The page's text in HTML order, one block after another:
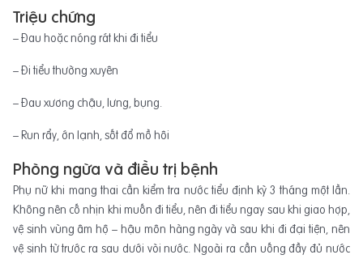
Triệu chứng
– Đau hoặc nóng rát khi đi tiểu
– Đi tiểu thường xuyên
– Đau xương chậu, lưng, bụng.
– Run rẩy, ớn lạnh, sốt đổ mồ hôi
Phòng ngừa và điều trị bệnh
Phụ nữ khi mang thai cần kiểm tra nước tiểu định kỳ 3 tháng một lần.
Không nên cố nhịn khi muốn đi tiểu, nên đi tiểu ngay sau khi giao hợp,
vệ sinh vùng âm hộ – hậu môn hàng ngày và sau khi đi đại tiện, nên
vệ sinh từ trước ra sau dưới vòi nước. Ngoài ra cần uống đầy đủ nước